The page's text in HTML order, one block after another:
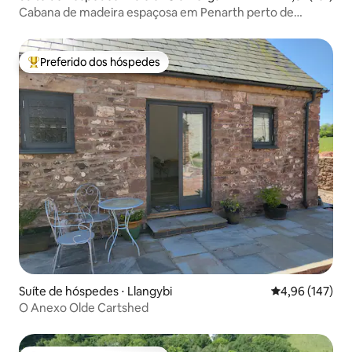
Cabana de madeira espaçosa em Penarth perto de
Entre os melhores preferidos dos hóspedes
Preferido dos hóspedes
Suíte de hóspedes ⋅ Llangybi 4,96 de uma
4,96 (147)
O Anexo Olde Cartshed